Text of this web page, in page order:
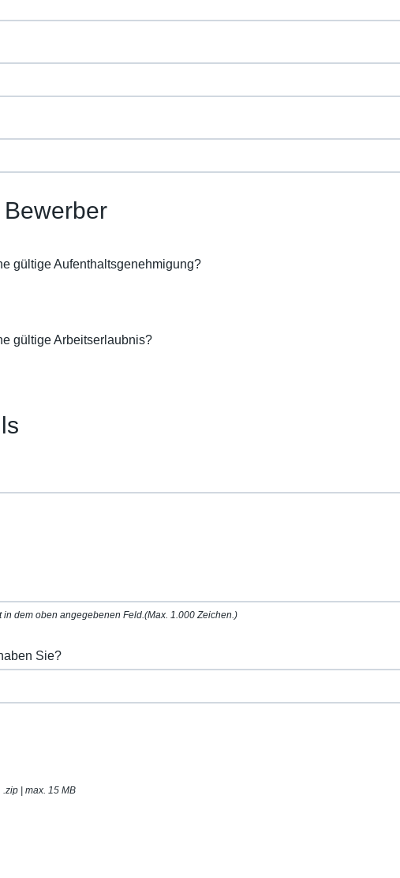
gültige Aufenthaltsgenehmigung?
gültige Arbeitserlaubnis?
dem oben angegebenen Feld.(Max. 1.000 Zeichen.)
Sie?
.zip | max. 15 MB